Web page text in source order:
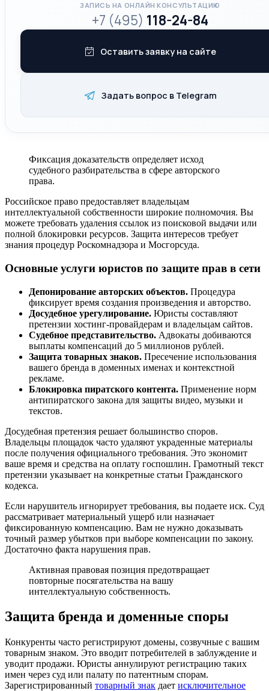
ЗАПИСЬ НА ОНЛАЙН КОНСУЛЬТАЦИЮ
+7 (495) 118-24-84
Оставить заявку на сайте
Задать вопрос в Telegram
Фиксация доказательств определяет исход
судебного разбирательства в сфере авторского
права.
Российское право предоставляет владельцам
интеллектуальной собственности широкие полномочия. Вы
можете требовать удаления ссылок из поисковой выдачи или
полной блокировки ресурсов. Защита интересов требует
знания процедур Роскомнадзора и Мосгорсуда.
Основные услуги юристов по защите прав в сети
Депонирование авторских объектов. Процедура
фиксирует время создания произведения и авторство.
Досудебное урегулирование. Юристы составляют
претензии хостинг-провайдерам и владельцам сайтов.
Судебное представительство. Адвокаты добиваются
выплаты компенсаций до 5 миллионов рублей.
Защита товарных знаков. Пресечение использования
вашего бренда в доменных именах и контекстной
рекламе.
Блокировка пиратского контента. Применение норм
антипиратского закона для защиты видео, музыки и
текстов.
Досудебная претензия решает большинство споров.
Владельцы площадок часто удаляют украденные материалы
после получения официального требования. Это экономит
ваше время и средства на оплату госпошлин. Грамотный текст
претензии указывает на конкретные статьи Гражданского
кодекса.
Если нарушитель игнорирует требования, вы подаете иск. Суд
рассматривает материальный ущерб или назначает
фиксированную компенсацию. Вам не нужно доказывать
точный размер убытков при выборе компенсации по закону.
Достаточно факта нарушения прав.
Активная правовая позиция предотвращает
повторные посягательства на вашу
интеллектуальную собственность.
Защита бренда и доменные споры
Конкуренты часто регистрируют домены, созвучные с вашим
товарным знаком. Это вводит потребителей в заблуждение и
уводит продажи. Юристы аннулируют регистрацию таких
имен через суд или палату по патентным спорам.
Зарегистрированный товарный знак дает исключительное